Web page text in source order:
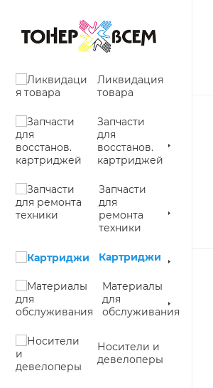
Ликвидация
товара
Запчасти
для
восстанов.
картриджей
Запчасти
для
ремонта
техники
Картриджи
Материалы
для
обслуживания
Носители и
девелоперы